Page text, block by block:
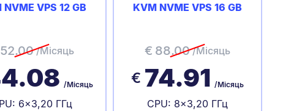
NVME VPS 12 GB
52.00 /Місяць
/Місяць
6x3,20 ГГц
KVM NVME VPS 16 GB
€ 88.00 /Місяць
€ 74.91 /Місяць
CPU: 8x3,20 ГГц